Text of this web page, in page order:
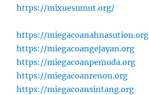
https://mixuesumut.org/
https://miegacoanahnasution.org
https://miegacoangejayan.org
https://miegacoanpemuda.org
https://miegacoanrenon.org
https://miegacoansintang.org